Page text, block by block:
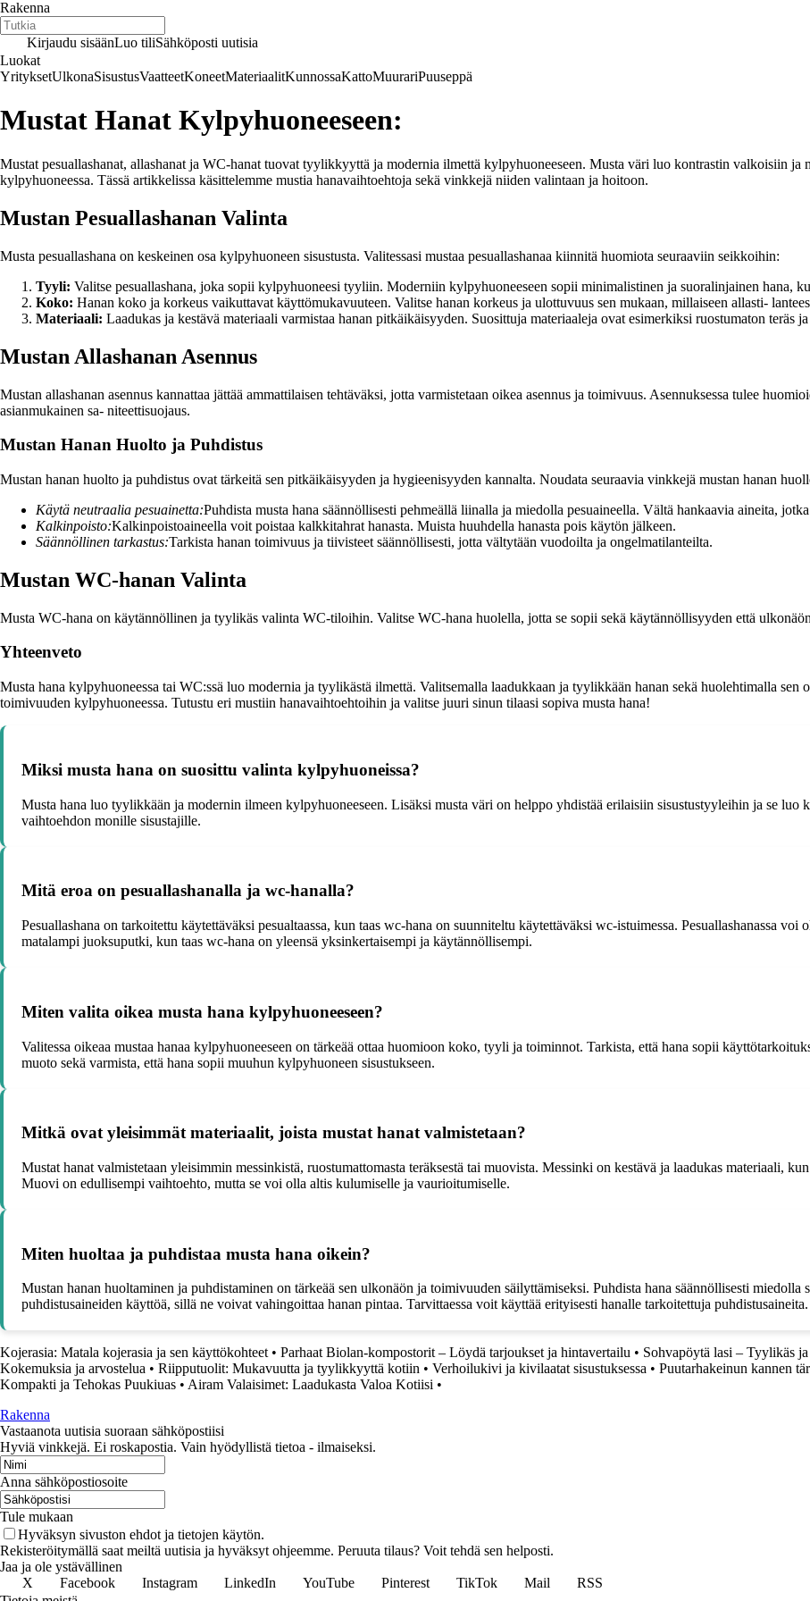
Rakenna
Kirjaudu sisäänLuo tiliSähköposti uutisia
Luokat
YrityksetUlkonaSisustusVaatteetKoneetMateriaalitKunnossaKattoMuurariPuuseppä
Mustat Hanat Kylpyhuoneeseen:
Mustat pesuallashanat, allashanat ja WC-hanat tuovat tyylikkyyttä ja modernia ilmettä kylpyhuoneeseen. Musta väri luo kontrastin valkoisiin
kylpyhuoneessa. Tässä artikkelissa käsittelemme mustia hanavaihtoehtoja sekä vinkkejä niiden valintaan ja hoitoon.
Mustan Pesuallashanan Valinta
Musta pesuallashana on keskeinen osa kylpyhuoneen sisustusta. Valitessasi mustaa pesuallashanaa kiinnitä huomiota seuraaviin seikkoihin:
Tyyli: Valitse pesuallashana, joka sopii kylpyhuoneesi tyyliin. Moderniin kylpyhuoneeseen sopii minimalistinen ja suoralinjainen hana,
Koko: Hanan koko ja korkeus vaikuttavat käyttömukavuuteen. Valitse hanan korkeus ja ulottuvuus sen mukaan, millaiseen allasti-
Materiaali: Laadukas ja kestävä materiaali varmistaa hanan pitkäikäisyyden. Suosittuja materiaaleja ovat esimerkiksi ruostumaton teräs
Mustan Allashanan Asennus
Mustan allashanan asennus kannattaa jättää ammattilaisen tehtäväksi, jotta varmistetaan oikea asennus ja toimivuus. Asennuksessa tulee
asianmukainen sa- niteettisuojaus.
Mustan Hanan Huolto ja Puhdistus
Mustan hanan huolto ja puhdistus ovat tärkeitä sen pitkäikäisyyden ja hygieenisyyden kannalta. Noudata seuraavia vinkkejä mustan hanan
Käytä neutraalia pesuainetta:Puhdista musta hana säännöllisesti pehmeällä liinalla ja miedolla pesuaineella. Vältä hankaavia aineita,
Kalkinpoisto:Kalkinpoistoaineella voit poistaa kalkkitahrat hanasta. Muista huuhdella hanasta pois käytön jälkeen.
Säännöllinen tarkastus:Tarkista hanan toimivuus ja tiivisteet säännöllisesti, jotta vältytään vuodoilta ja ongelmatilanteilta.
Mustan WC-hanan Valinta
Musta WC-hana on käytännöllinen ja tyylikäs valinta WC-tiloihin. Valitse WC-hana huolella, jotta se sopii sekä käytännöllisyyden että
Yhteenveto
Musta hana kylpyhuoneessa tai WC:ssä luo modernia ja tyylikästä ilmettä. Valitsemalla laadukkaan ja tyylikkään hanan sekä huolehtimalla sen
toimivuuden kylpyhuoneessa. Tutustu eri mustiin hanavaihtoehtoihin ja valitse juuri sinun tilaasi sopiva musta hana!
Miksi musta hana on suosittu valinta kylpyhuoneissa?
Musta hana luo tyylikkään ja modernin ilmeen kylpyhuoneeseen. Lisäksi musta väri on helppo yhdistää erilaisiin sisustustyyleihin ja se luo
vaihtoehdon monille sisustajille.
Mitä eroa on pesuallashanalla ja wc-hanalla?
Pesuallashana on tarkoitettu käytettäväksi pesualtaassa, kun taas wc-hana on suunniteltu käytettäväksi wc-istuimessa. Pesuallashanassa
matalampi juoksuputki, kun taas wc-hana on yleensä yksinkertaisempi ja käytännöllisempi.
Miten valita oikea musta hana kylpyhuoneeseen?
Valitessa oikeaa mustaa hanaa kylpyhuoneeseen on tärkeää ottaa huomioon koko, tyyli ja toiminnot. Tarkista, että hana sopii
muoto sekä varmista, että hana sopii muuhun kylpyhuoneen sisustukseen.
Mitkä ovat yleisimmät materiaalit, joista mustat hanat valmistetaan?
Mustat hanat valmistetaan yleisimmin messinkistä, ruostumattomasta teräksestä tai muovista. Messinki on kestävä ja laadukas materiaali,
Muovi on edullisempi vaihtoehto, mutta se voi olla altis kulumiselle ja vaurioitumiselle.
Miten huoltaa ja puhdistaa musta hana oikein?
Mustan hanan huoltaminen ja puhdistaminen on tärkeää sen ulkonäön ja toimivuuden säilyttämiseksi. Puhdista hana säännöllisesti
puhdistusaineiden käyttöä, sillä ne voivat vahingoittaa hanan pintaa. Tarvittaessa voit käyttää erityisesti hanalle tarkoitettuja puhdistusaineita.
Kojerasia: Matala kojerasia ja sen käyttökohteet • Parhaat Biolan-kompostorit – Löydä tarjoukset ja hintavertailu • Sohvapöytä lasi – Tyylikäs
Kokemuksia ja arvostelua • Riipputuolit: Mukavuutta ja tyylikkyyttä kotiin • Verhoilukivi ja kivilaatat sisustuksessa • Puutarhakeinun kannen
Kompakti ja Tehokas Puukiuas • Airam Valaisimet: Laadukasta Valoa Kotiisi •
Rakenna
Vastaanota uutisia suoraan sähköpostiisi
Hyviä vinkkejä. Ei roskapostia. Vain hyödyllistä tietoa - ilmaiseksi.
Anna sähköpostiosoite
Tule mukaan
Hyväksyn sivuston ehdot ja tietojen käytön.
Rekisteröitymällä saat meiltä uutisia ja hyväksyt ohjeemme. Peruuta tilaus? Voit tehdä sen helposti.
Jaa ja ole ystävällinen
X
Facebook Instagram LinkedIn YouTube Pinterest TikTok Mail
RSS